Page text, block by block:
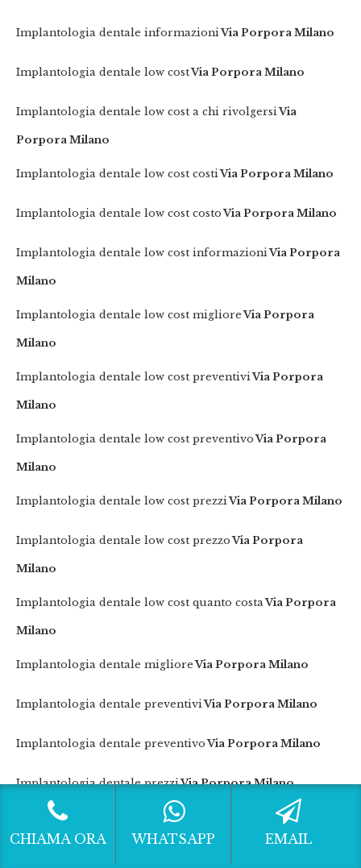
Implantologia dentale informazioniVia Porpora Milano
Implantologia dentale low costVia Porpora Milano
Implantologia dentale low cost a chi rivolgersiVia
Porpora Milano
Implantologia dentale low cost costiVia Porpora Milano
Implantologia dentale low cost costoVia Porpora Milano
Implantologia dentale low cost informazioniVia Porpora
Milano
Implantologia dentale low cost miglioreVia Porpora
Milano
Implantologia dentale low cost preventiviVia Porpora
Milano
Implantologia dentale low cost preventivoVia Porpora
Milano
Implantologia dentale low cost prezziVia Porpora Milano
Implantologia dentale low cost prezzoVia Porpora
Milano
Implantologia dentale low cost quanto costaVia Porpora
Milano
Implantologia dentale miglioreVia Porpora Milano
Implantologia dentale preventiviVia Porpora Milano
Implantologia dentale preventivoVia Porpora Milano
Implantologia dentale prezziVia Porpora Milano
Implantologia dentale prezzoVia Porpora Milano
Implantologia dentale quanto costa Via Porpora Milano
CHIAMA ORA WHATSAPP EMAIL